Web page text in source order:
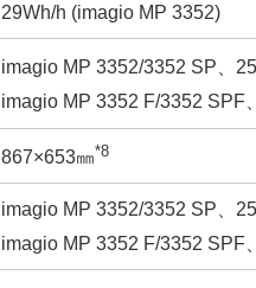
29Wh/h (imagio MP 3352)
imagio MP 3352/3352 SP、
imagio MP 3352 F/3352 SPF
867×653㎜*8
imagio MP 3352/3352 SP、
imagio MP 3352 F/3352 SPF